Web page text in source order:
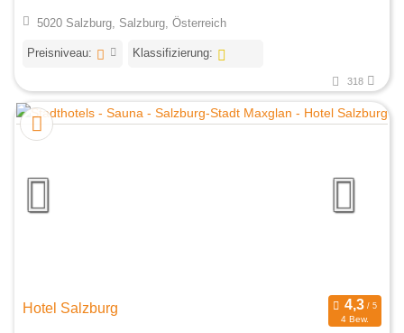
5020 Salzburg, Salzburg, Österreich
Preisniveau: Klassifizierung:
318
Hotel Salzburg
4 Bew.